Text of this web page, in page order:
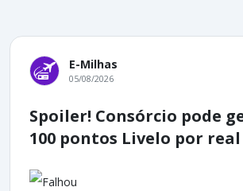
E-Milhas
05/08/2026
Spoiler! Consórcio pode
100 pontos Livelo por real